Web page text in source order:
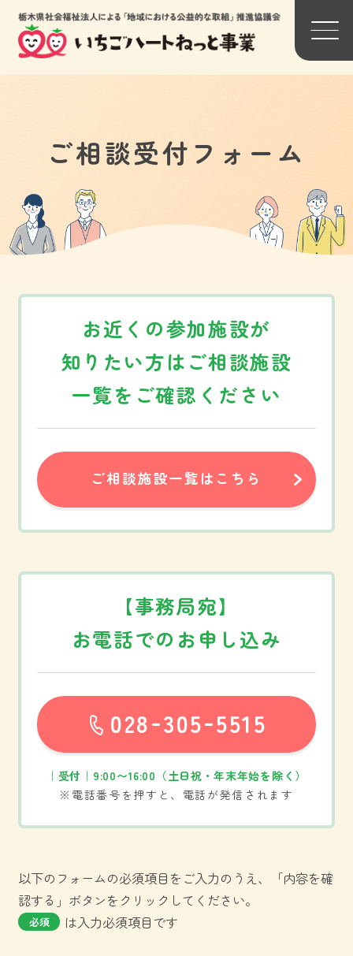
標準 黒 黄
わたしたちについて
お知らせ
おこまり福祉相談
ご相談施設一覧
参加法人一覧
サイトマップ
ご相談受付フォーム
プライバシーポリシー
会員専用ページ
お問い合わせ
ご相談受付フォーム
お近くの参加施設が
知りたい方は ご相談施設
一覧をご確認ください
ご相談施設一覧はこちら
【事務局宛】
お電話でのお申し込み
028-305-5515
｜受付｜9:00〜16:00（土日祝・年末年始を除く）
※電話番号を押すと、電話が発信されます
以下のフォームの必須項目をご入力のうえ、「内容を確
認する」ボタンをクリックしてください。
必須 は入力必須項目です